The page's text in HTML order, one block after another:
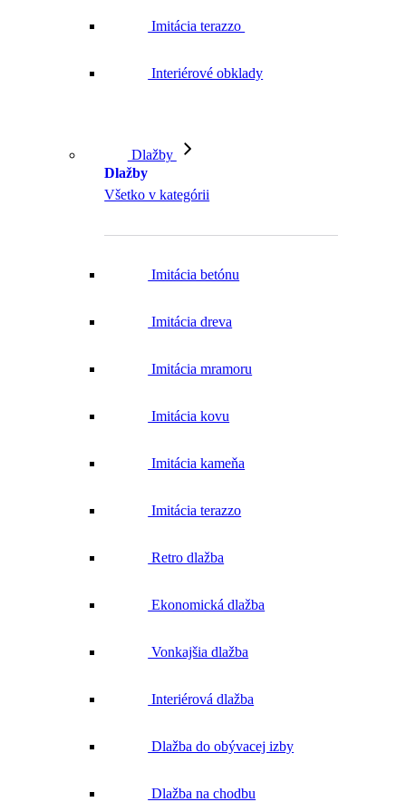
Imitácia terazzo
Interiérové obklady
Dlažby
Dlažby
Všetko v kategórii
Imitácia betónu
Imitácia dreva
Imitácia mramoru
Imitácia kovu
Imitácia kameňa
Imitácia terazzo
Retro dlažba
Ekonomická dlažba
Vonkajšia dlažba
Interiérová dlažba
Dlažba do obývacej izby
Dlažba na chodbu